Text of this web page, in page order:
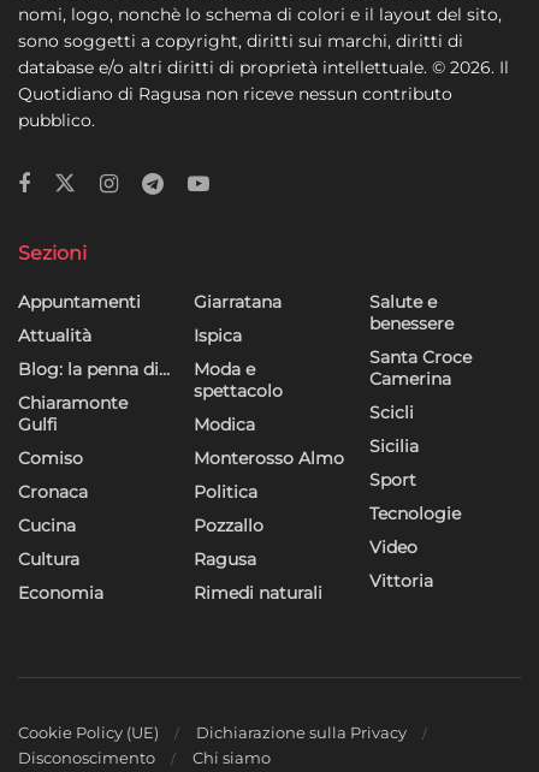
nomi, logo, nonchè lo schema di colori e il layout del sito,
sono soggetti a copyright, diritti sui marchi, diritti di
database e/o altri diritti di proprietà intellettuale. © 2026. Il
Quotidiano di Ragusa non riceve nessun contributo
pubblico.
Sezioni
Appuntamenti
Attualità
Blog: la penna di…
Chiaramonte
Gulfi
Comiso
Cronaca
Cucina
Cultura
Economia
Giarratana
Ispica
Moda e
spettacolo
Modica
Monterosso Almo
Politica
Pozzallo
Ragusa
Rimedi naturali
Salute e
benessere
Santa Croce
Camerina
Scicli
Sicilia
Sport
Tecnologie
Video
Vittoria
Cookie Policy (UE)
Dichiarazione sulla Privacy
Disconoscimento
Chi siamo